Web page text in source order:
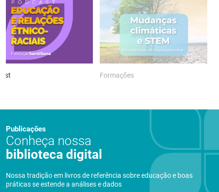
Formações
Publicações
Conheça nossa
biblioteca digital
Nossa tradição em livros de referência sobre educação e boas
práticas se estende a análises e dados